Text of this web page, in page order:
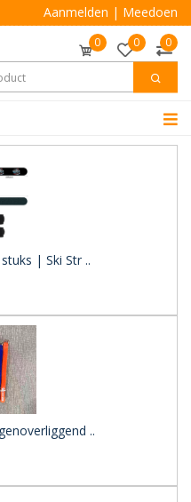
Aanmelden | Meedoen
0 0 0
| Ski Str ..
..